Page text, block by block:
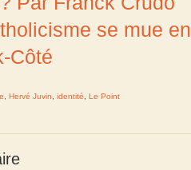
se mue
Côté
Hervé Juvin identité Le Point